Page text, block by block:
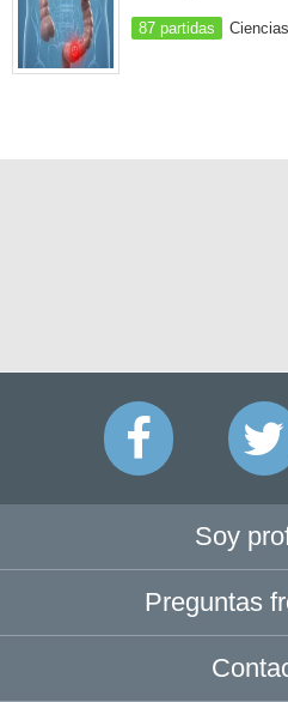
87 partidas Ciencias
Soy
Preguntas